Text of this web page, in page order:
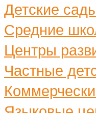
Детские
Средние
Центры
Частные